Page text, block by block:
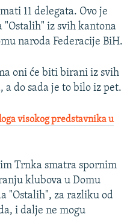
11 delegata. Ovo je
iz svih kantona
naroda Federacije BiH.
oni će biti birani iz svih
do sada je to bilo iz pet.
visokog predstavnika u
Trnka smatra spornim
klubova u Domu
"Ostalih", za razliku od
i dalje ne mogu